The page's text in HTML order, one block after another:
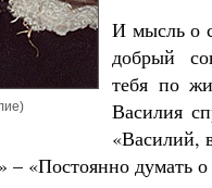
И мысль о
добрый
тебя по
Василия
«Василий,
– «Постоянно думать о